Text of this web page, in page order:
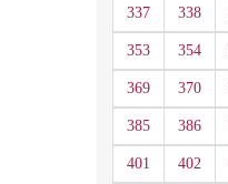
337 338
353 354
369 370
385 386
401 402